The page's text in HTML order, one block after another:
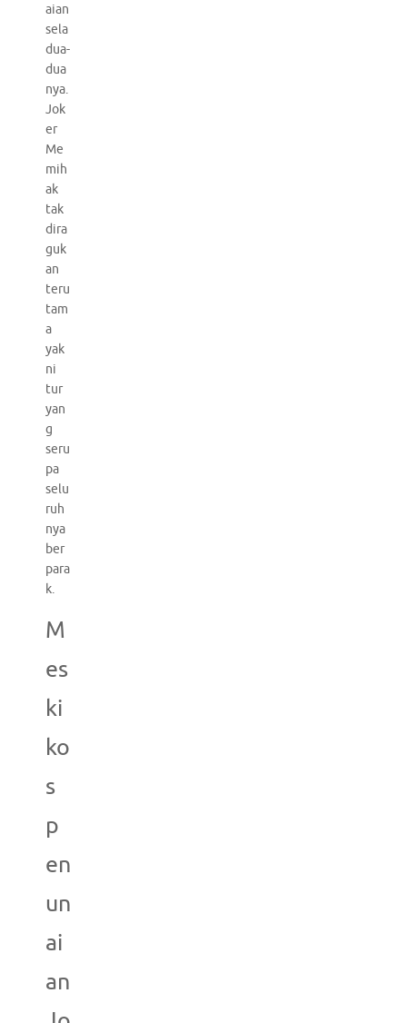
aian
sela
dua-
dua
nya.
Jok
er
Me
mih
ak
tak
dira
guk
an
teru
tam
a
yak
ni
tur
yan
g
seru
pa
selu
ruh
nya
ber
para
k.
M
es
ki
ko
s
p
en
un
ai
an